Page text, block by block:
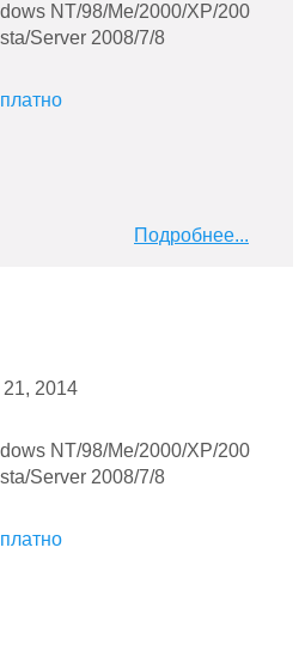
NT/98/Me/2000/XP/200
Server 2008/7/8
Подробнее...
21, 2014
NT/98/Me/2000/XP/200
Server 2008/7/8